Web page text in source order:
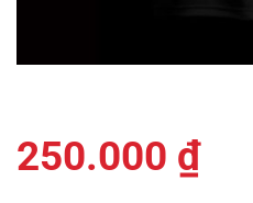
250.000 ₫